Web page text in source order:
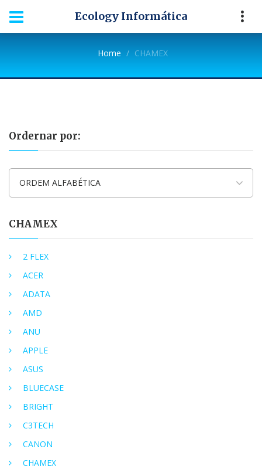
Ecology Informática
Home CHAMEX
Ordernar por:
ORDEM ALFABÉTICA
CHAMEX
2 FLEX
ACER
ADATA
AMD
ANU
APPLE
ASUS
BLUECASE
BRIGHT
C3TECH
CANON
CHAMEX